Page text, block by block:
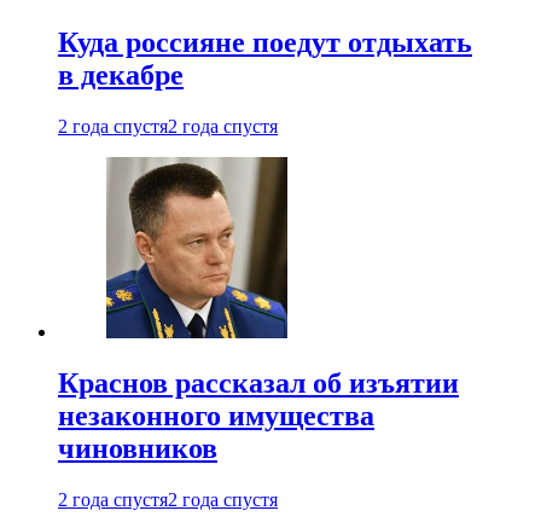
Куда россияне поедут отдыхать
в декабре
2 года спустя2 года спустя
Краснов рассказал об изъятии
незаконного имущества
чиновников
2 года спустя2 года спустя